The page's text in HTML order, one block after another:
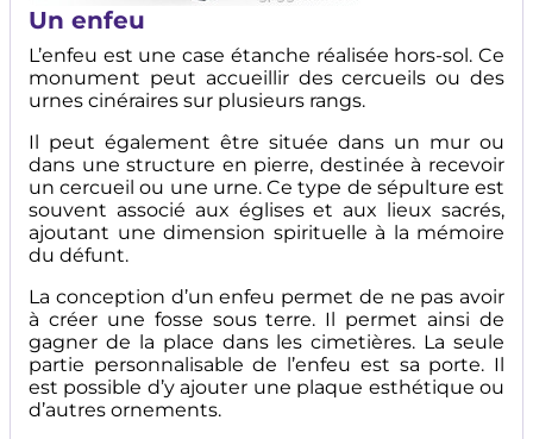
Un enfeu
L’enfeu est une case étanche réalisée hors-sol. Ce
monument peut accueillir des cercueils ou des
urnes cinéraires sur plusieurs rangs.
Il peut également être située dans un mur ou
dans une structure en pierre, destinée à recevoir
un cercueil ou une urne. Ce type de sépulture est
souvent associé aux églises et aux lieux sacrés,
ajoutant une dimension spirituelle à la mémoire
du défunt.
La conception d’un enfeu permet de ne pas avoir
à créer une fosse sous terre. Il permet ainsi de
gagner de la place dans les cimetières. La seule
partie personnalisable de l’enfeu est sa porte. Il
est possible d’y ajouter une plaque esthétique ou
d’autres ornements.